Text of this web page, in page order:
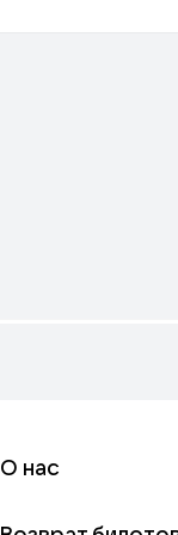
О нас